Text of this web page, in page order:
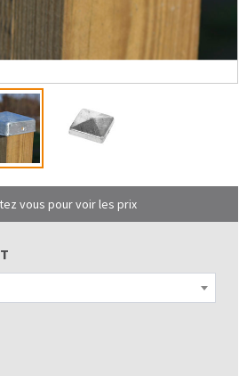
vous pour voir les prix